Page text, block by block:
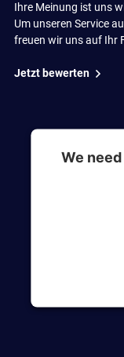
Ihre Meinung ist uns
Um unseren Service
freuen wir uns auf Ihr
Jetzt bewerten
We